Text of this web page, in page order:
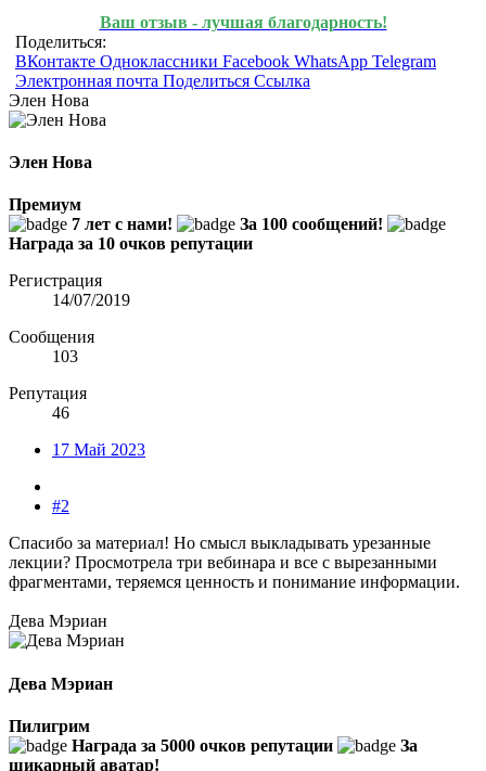
Ваш отзыв - лучшая благодарность!
Поделиться:
ВКонтакте Одноклассники Facebook WhatsApp Telegram
Электронная почта Поделиться Ссылка
Элен Нова
Элен Нова
Премиум
7 лет с нами!
За 100 сообщений!
Награда за 10 очков репутации
Регистрация
14/07/2019
Сообщения
103
Репутация
46
17 Май 2023
#2
Спасибо за материал! Но смысл выкладывать урезанные
лекции? Просмотрела три вебинара и все с вырезанными
фрагментами, теряемся ценность и понимание информации.
Дева Мэриан
Дева Мэриан
Пилигрим
Награда за 5000 очков репутации
За
шикарный аватар!